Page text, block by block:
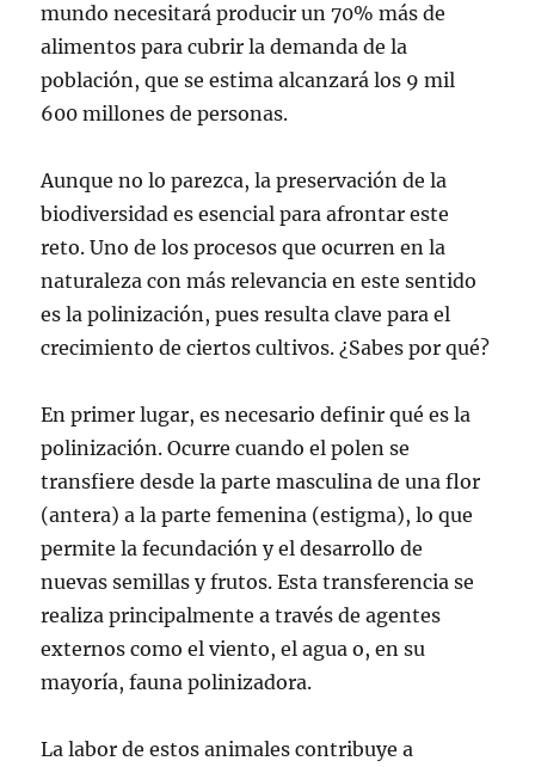
mundo necesitará producir un 70% más de
alimentos para cubrir la demanda de la
población, que se estima alcanzará los 9 mil
600 millones de personas.
Aunque no lo parezca, la preservación de la
biodiversidad es esencial para afrontar este
reto. Uno de los procesos que ocurren en la
naturaleza con más relevancia en este sentido
es la polinización, pues resulta clave para el
crecimiento de ciertos cultivos. ¿Sabes por qué?
En primer lugar, es necesario definir qué es la
polinización. Ocurre cuando el polen se
transfiere desde la parte masculina de una flor
(antera) a la parte femenina (estigma), lo que
permite la fecundación y el desarrollo de
nuevas semillas y frutos. Esta transferencia se
realiza principalmente a través de agentes
externos como el viento, el agua o, en su
mayoría, fauna polinizadora.
La labor de estos animales contribuye a